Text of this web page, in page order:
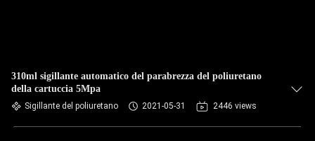
310ml sigillante automatico del parabrezza del poliuretano
della cartuccia 5Mpa
Sigillante del poliuretano 2021-05-31 2446 views